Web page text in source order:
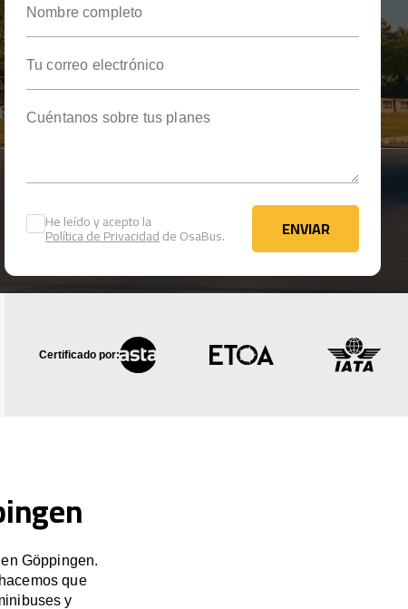
He leído y acepto la
Política de Privacidadde OsaBus. ENVIAR
ENVIAR
Certificado por:
Göppingen.
que
y